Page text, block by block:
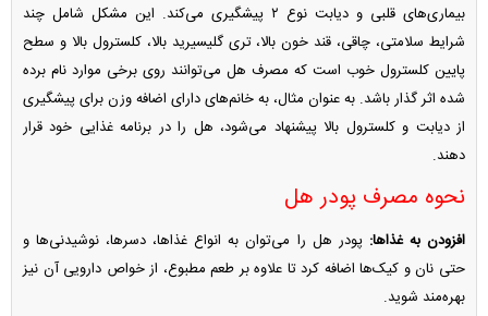
بیماری‌های قلبی و دیابت نوع ۲ پیشگیری می‌کند. این مشکل شامل چند
شرایط سلامتی، چاقی، قند خون بالا، تری گلیسیرید بالا، کلسترول بالا و سطح
پایین کلسترول خوب است که مصرف هل می‌توانند روی برخی موارد نام برده
شده اثر گذار باشد. به عنوان مثال، به خانم‌های دارای اضافه وزن برای پیشگیری
از دیابت و کلسترول بالا پیشنهاد می‌شود، هل را در برنامه غذایی خود قرار
دهند.
نحوه مصرف پودر هل
افزودن به غذاها: پودر هل را می‌توان به انواع غذاها، دسرها، نوشیدنی‌ها و
حتی نان و کیک‌ها اضافه کرد تا علاوه بر طعم مطبوع، از خواص دارویی آن نیز
بهره‌مند شوید.